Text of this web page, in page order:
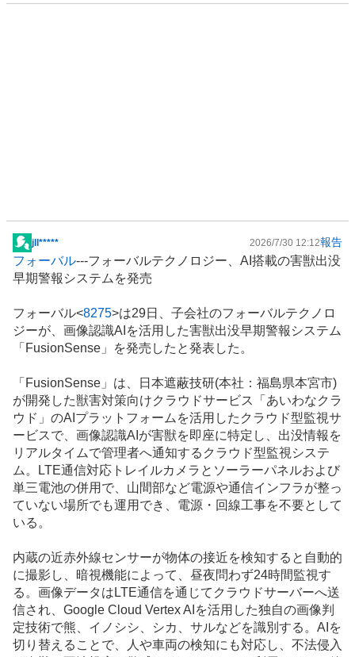
掲
示
板
事
​jll***** 2026/7/30 12:12報告
フォーバル---フォーバルテクノロジー、AI搭載の害獣出没
早期警報システムを発売
フォーバル<8275>は29日、子会社のフォーバルテクノロ
ジーが、 画像認識AIを活用した害獣出没早期警報システム
「FusionSense」を発売したと発表した。
「FusionSense」は、日本遮蔽技研(本社：福島県本宮市)
が開発した獣害対策向けクラウドサービス「あいわなクラ
ウド」のAIプラットフォームを活用したクラウド型監視サ
ービスで、画像認識AIが害獣を即座に特定し、出没情報を
リアルタイムで管理者へ通知するクラウド型監視システ
ム。LTE通信対応トレイルカメラ とソーラーパネルおよび
単三電池の併用で、山間部など電源や通信インフラが整っ
ていない場所でも運用でき、電源・回線工事を不要として
いる。
内蔵の近赤外線センサーが物体の接近を検知すると自動的
に撮影し、暗視機能によって、昼夜問わず24時間監視す
る。画像データはLTE通信を通じてクラウドサーバーへ送
信され、Google Cloud Vertex AIを活用した独自の画像判
定技術で熊、イノシシ、シカ、サルなどを識別する。AIを
切り替えることで、人や車両の検知にも対応し、不法侵入